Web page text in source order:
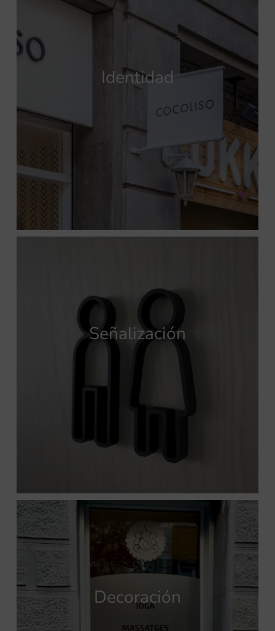
Identidad
Señalización
Decoración